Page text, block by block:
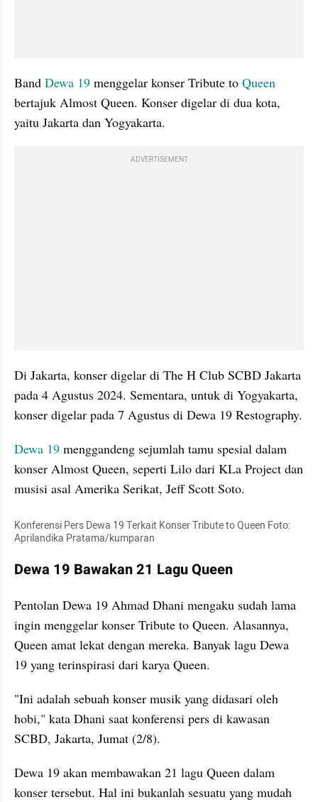
Band Dewa 19 menggelar konser Tribute to Queen
bertajuk Almost Queen. Konser digelar di dua kota,
yaitu Jakarta dan Yogyakarta.
ADVERTISEMENT
Di Jakarta, konser digelar di The H Club SCBD Jakarta
pada 4 Agustus 2024. Sementara, untuk di Yogyakarta,
Dewa 19 menggandeng sejumlah tamu spesial dalam
konser Almost Queen, seperti Lilo dari KLa Project dan
musisi asal Amerika Serikat, Jeff Scott Soto.
Konferensi Pers Dewa 19 Terkait Konser Tribute to Queen Foto:
Aprilandika Pratama/kumparan
Dewa 19 Bawakan 21 Lagu Queen
Pentolan Dewa 19 Ahmad Dhani mengaku sudah lama
ingin menggelar konser Tribute to Queen. Alasannya,
Queen amat lekat dengan mereka. Banyak lagu Dewa
19 yang terinspirasi dari karya Queen.
"Ini adalah sebuah konser musik yang didasari oleh
hobi," kata Dhani saat konferensi pers di kawasan
SCBD, Jakarta, Jumat (2/8).
Dewa 19 akan membawakan 21 lagu Queen dalam
konser tersebut. Hal ini bukanlah sesuatu yang mudah